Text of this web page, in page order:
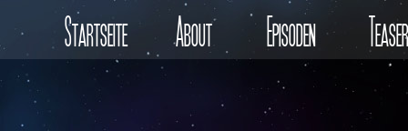
Startseite About Episoden Teaser